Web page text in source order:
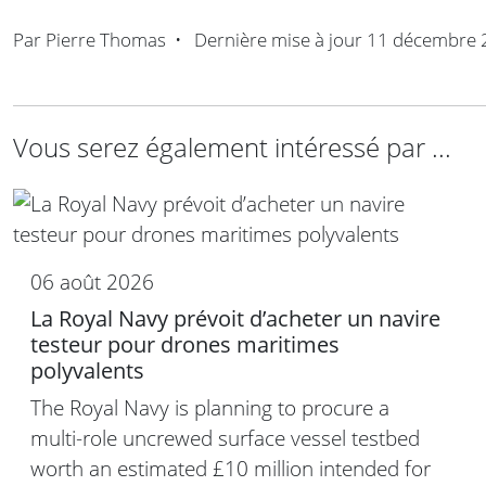
Par Pierre Thomas • Dernière mise à jour 11 décembre
Vous serez également intéressé par ...
06 août 2026
La Royal Navy prévoit d’acheter un navire
testeur pour drones maritimes
polyvalents
The Royal Navy is planning to procure a
multi-role uncrewed surface vessel testbed
worth an estimated £10 million intended for